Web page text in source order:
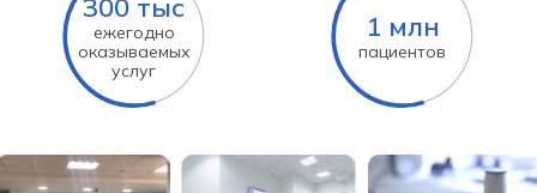
300 тыс
ежегодно
оказываемых
услуг
1 млн
пациентов